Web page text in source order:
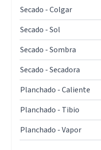
Secado - Colgar
Secado - Sol
Secado - Sombra
Secado - Secadora
Planchado - Caliente
Planchado - Tibio
Planchado - Vapor